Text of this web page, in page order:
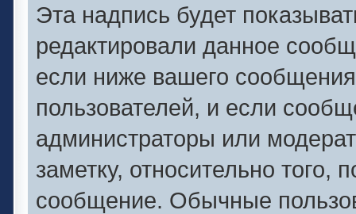
Эта надпись будет
редактировали данное
если ниже вашего
пользователей, и если
администраторы или
заметку, относительно
сообщение. Обычные